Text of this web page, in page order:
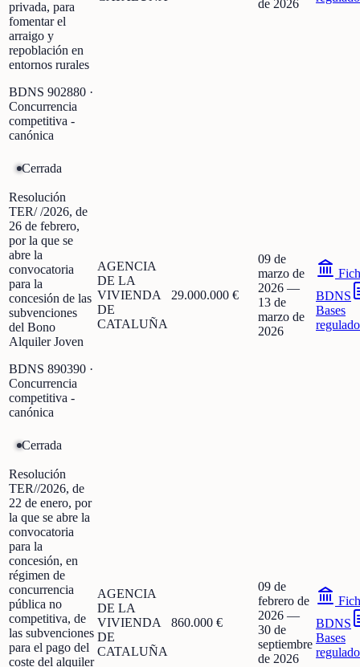
privada, para
fomentar el
arraigo y
repoblación en
entornos rurales
BDNS 902880 ·
Concurrencia
competitiva -
canónica
de 2026
Cerrada
Resolución
TER/ /2026, de
26 de febrero,
por la que se
abre la
convocatoria
para la
concesión de las
subvenciones
del Bono
Alquiler Joven
BDNS 890390 ·
Concurrencia
competitiva -
canónica
AGENCIA
DE LA
VIVIENDA
DE
CATALUÑA
29.000.000 €
09 de
marzo de
2026 —
13 de
marzo de
2026
BDNS
Bases
Cerrada
Resolución
TER//2026, de
22 de enero, por
la que se abre la
convocatoria
para la
concesión, en
régimen de
concurrencia
pública no
competitiva, de
las subvenciones
para el pago del
coste del alquiler
AGENCIA
DE LA
VIVIENDA
DE
CATALUÑA
860.000 €
09 de
febrero de
2026 —
30 de
septiembre
de 2026
BDNS
Bases